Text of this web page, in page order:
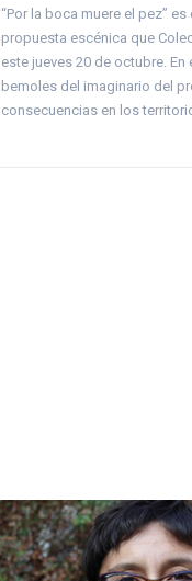
“Por la boca muere el pez”
propuesta escénica que
este jueves 20 de octubre. En
bemoles del imaginario del
consecuencias en los